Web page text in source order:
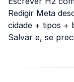
Redigir Meta
cidade + tipos +
Salvar e, se